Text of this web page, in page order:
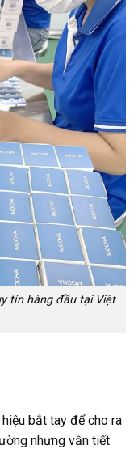
tín hàng đầu tại Việt
bắt tay để cho ra
nhưng vẫn tiết